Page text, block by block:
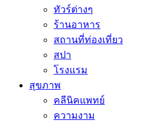
ทัวร์ต่างๆ
ร้านอาหาร
สถานที่ท่องเที่ยว
สปา
โรงแรม
สุขภาพ
คลีนิคแพทย์
ความงาม